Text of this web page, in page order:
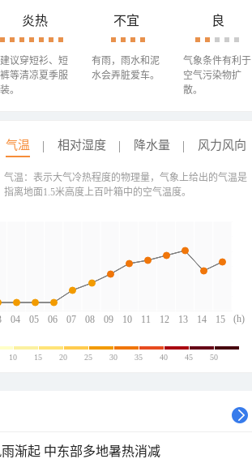
炎热
建议穿短衫、短
裤等清凉夏季服
装。
不宜
有雨，雨水和泥
水会弄脏爱车。
良
气象条件有利于
空气污染物扩
散。
气温 相对湿度 降水量 风力风向
04 05 06 07 08 09 10 11 12 13 14 15
(h)
气温：表示大气冷热程度的物理量，气象上给出的气温是
指离地面1.5米高度上百叶箱中的空气温度。
10 15 20 25 30 35 40 45 50
渐起 中东部多地暑热消减